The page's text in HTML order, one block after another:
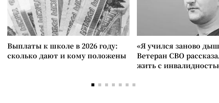
Выплаты к школе в 2026 году:
сколько дают и кому положены
«Я учился заново
Ветеран СВО
жить с